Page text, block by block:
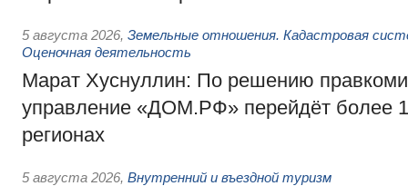
5 августа 2026, Земельные отношения. Кадастровая
Оценочная деятельность
Марат Хуснуллин: По решению
управление «ДОМ.РФ» перейдёт более
регионах
5 августа 2026, Внутренний и въездной туризм